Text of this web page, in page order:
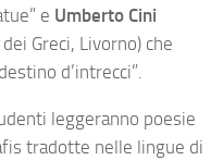
e Umberto Cini
Greci, Livorno) che
d’intrecci”.
leggeranno poesie
tradotte nelle lingue di